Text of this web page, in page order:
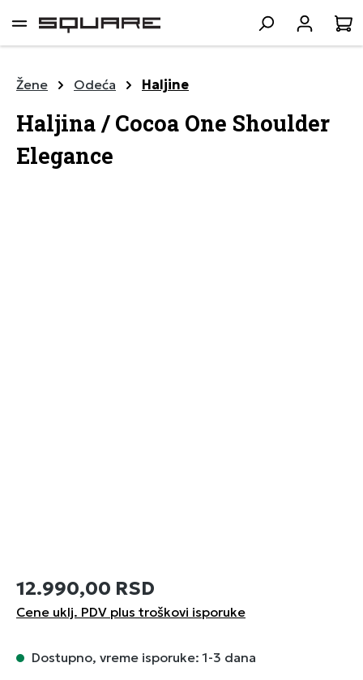
sadržaj
Žene Odeća Haljine
Haljina / Cocoa One Shoulder
Elegance
12.990,00 RSD
Cene uklj. PDV plus troškovi isporuke
Dostupno, vreme isporuke: 1-3 dana